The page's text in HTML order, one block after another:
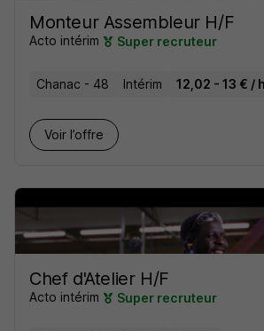
Monteur Assembleur H/F
Acto intérim Super recruteur
Chanac - 48 Intérim 12,02 - 13 € /
Voir l’offre
Chef d'Atelier H/F
Acto intérim Super recruteur